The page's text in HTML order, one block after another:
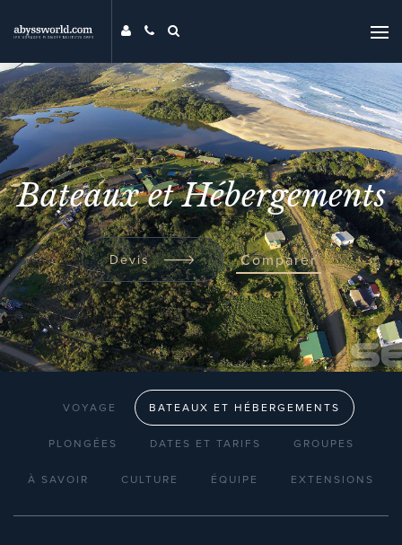
DESTINATIONS
THÉMATIQUES
PROMOS
MAG
MON ABYSS
CONTACT
COMPARER
UNIVERS ABYSS
RECHERCHER
EVENTS
Bateaux et Hébergements
Devis Comparer
VOYAGE BATEAUX ET HÉBERGEMENTS
PLONGÉES DATES ET TARIFS GROUPES
À SAVOIR CULTURE ÉQUIPE EXTENSIONS